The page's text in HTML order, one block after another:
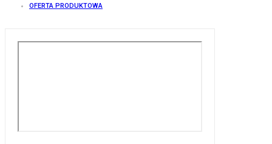
OFERTA PRODUKTOWA